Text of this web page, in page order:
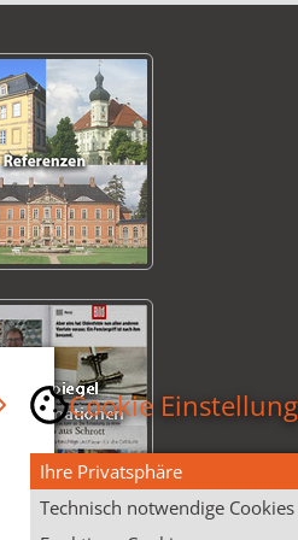
Cookie
Ihre Privatsphäre
Technisch notwendige Cookies